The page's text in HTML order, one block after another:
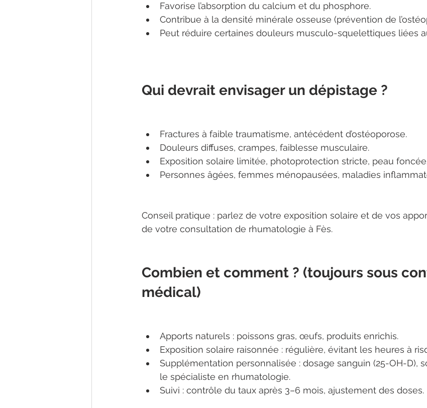
Favorise l’absorption du calcium et du phosphore.
Contribue à la densité minérale osseuse (prévention de
Peut réduire certaines douleurs musculo-squelettiques liées
Qui devrait envisager un dépistage ?
Fractures à faible traumatisme, antécédent d’ostéoporose.
Douleurs diffuses, crampes, faiblesse musculaire.
Exposition solaire limitée, photoprotection stricte, peau
Personnes âgées, femmes ménopausées, maladies
Conseil pratique : parlez de votre exposition solaire et de vos
de votre consultation de rhumatologie à Fès.
Combien et comment ? (toujours sous
médical)
Apports naturels : poissons gras, œufs, produits enrichis.
Exposition solaire raisonnée : régulière, évitant les heures à
Supplémentation personnalisée : dosage sanguin (25-OH-D),
le spécialiste en rhumatologie.
Suivi : contrôle du taux après 3–6 mois, ajustement des doses.